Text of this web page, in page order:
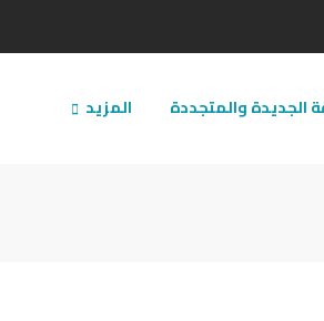
الجديدة والمتجددة المزيد